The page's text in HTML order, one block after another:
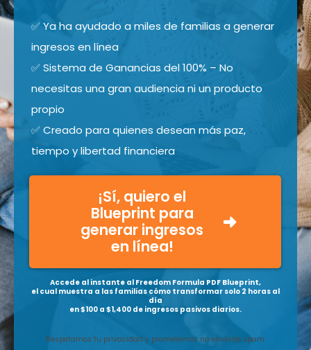
✅ Ya ha ayudado a miles de familias a generar
ingresos en línea
✅ Sistema de Ganancias del 100% – No
necesitas una gran audiencia ni un producto
propio
✅ Creado para quienes desean más paz,
tiempo y libertad financiera
¡Sí, quiero el
Blueprint para
generar ingresos
en línea!
Accede al instante al Freedom Formula PDF Blueprint,
el cual muestra a las familias cómo transformar solo 2 horas al
día
en $100 a $1,400 de ingresos pasivos diarios.
Respetamos tu privacidad y prometemos no enviarte spam.